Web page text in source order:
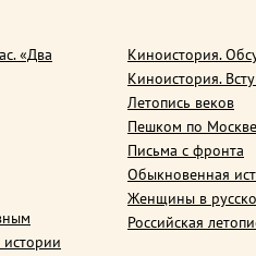
«Два
Киноистория.
Киноистория.
Летопись веков
Пешком по Москве
Письма с фронта
Обыкновенная
Женщины в
Российская